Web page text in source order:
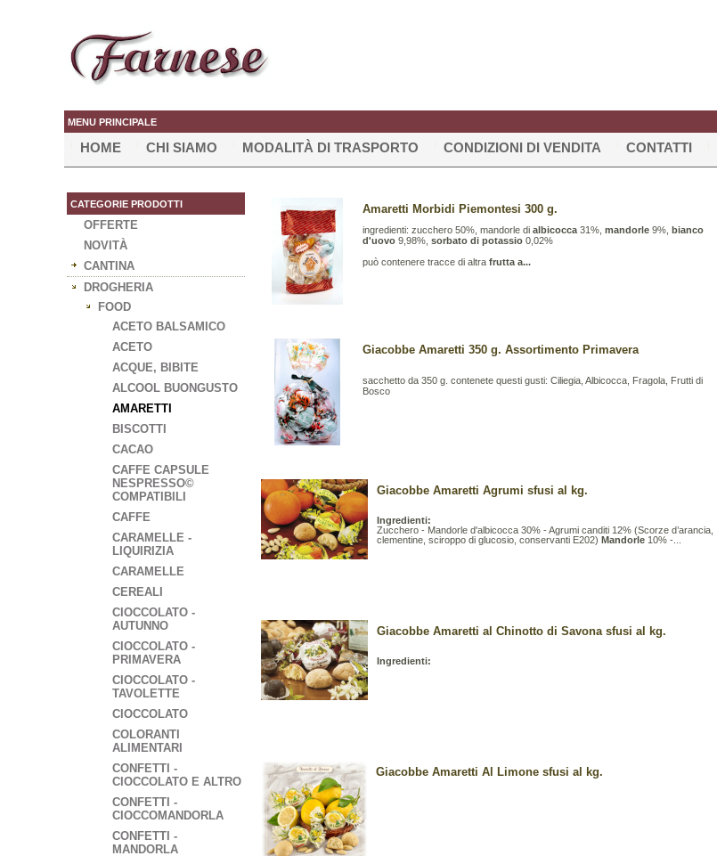
MENU PRINCIPALE
HOME CHI SIAMO MODALITÀ DI TRASPORTO CONDIZIONI DI VENDITA CONTATTI
CATEGORIE PRODOTTI
OFFERTE
NOVITÀ
CANTINA
DROGHERIA
FOOD
ACETO BALSAMICO
ACETO
ACQUE, BIBITE
ALCOOL BUONGUSTO
AMARETTI
BISCOTTI
CACAO
CAFFE CAPSULE
NESPRESSO©
COMPATIBILI
CAFFE
CARAMELLE -
LIQUIRIZIA
CARAMELLE
CEREALI
CIOCCOLATO -
AUTUNNO
CIOCCOLATO -
PRIMAVERA
CIOCCOLATO -
TAVOLETTE
CIOCCOLATO
COLORANTI
ALIMENTARI
CONFETTI -
CIOCCOLATO E ALTRO
CONFETTI -
CIOCCOMANDORLA
CONFETTI -
MANDORLA
Amaretti Morbidi Piemontesi 300 g.
ingredienti: zucchero 50%, mandorle di albicocca 31%, mandorle 9%, bianco
d'uovo 9,98%, sorbato di potassio 0,02%
può contenere tracce di altra frutta a...
Giacobbe Amaretti 350 g. Assortimento Primavera
sacchetto da 350 g. contenete questi gusti: Ciliegia, Albicocca, Fragola, Frutti di
Bosco
Giacobbe Amaretti Agrumi sfusi al kg.
Ingredienti:
Zucchero - Mandorle d'albicocca 30% - Agrumi canditi 12% (Scorze d’arancia,
clementine, sciroppo di glucosio, conservanti E202) Mandorle 10% -...
Giacobbe Amaretti al Chinotto di Savona sfusi al kg.
Ingredienti:
Giacobbe Amaretti Al Limone sfusi al kg.